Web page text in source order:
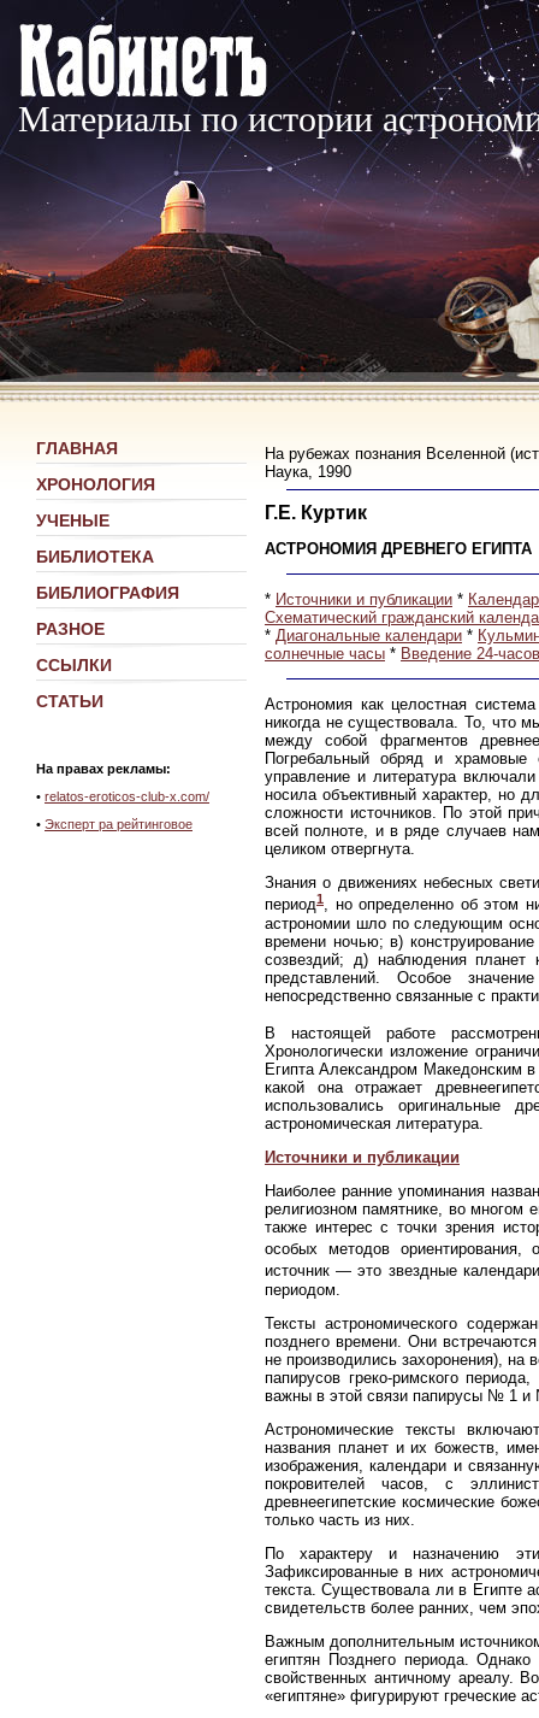
Материалы по истории
ГЛАВНАЯ
ХРОНОЛОГИЯ
УЧЕНЫЕ
БИБЛИОТЕКА
БИБЛИОГРАФИЯ
РАЗНОЕ
ССЫЛКИ
СТАТЬИ
На правах рекламы:
• relatos-eroticos-club-x.com/
• Эксперт ра рейтинговое
На рубежах познания Вселенной
Наука, 1990
Г.Е. Куртик
АСТРОНОМИЯ ДРЕВНЕГО ЕГИПТА
* Источники и публикации *
Схематический гражданский
* Диагональные календари *
солнечные часы * Введение 24-
Астрономия как целостная
никогда не существовала. То, что
между собой фрагментов
Погребальный обряд и храмовые
управление и литература
носила объективный характер, но
сложности источников. По этой
всей полноте, и в ряде случаев
целиком отвергнута.
Знания о движениях небесных
период1, но определенно об этом
астрономии шло по следующим
времени ночью; в)
созвездий; д) наблюдения планет
представлений. Особое
непосредственно связанные с
В настоящей работе
Хронологически изложение
Египта Александром Македонским
какой она отражает
использовались оригинальные
астрономическая литература.
Источники и публикации
Наиболее ранние упоминания
религиозном памятнике, во многом
также интерес с точки зрения
особых методов ориентирования,
источник — это звездные
периодом.
Тексты астрономического
позднего времени. Они
не производились захоронения), на
папирусов греко-римского
важны в этой связи папирусы № 1 и
Астрономические тексты
названия планет и их божеств,
изображения, календари и
покровителей часов, с
древнеегипетские космические
только часть из них.
По характеру и назначению
Зафиксированные в них
текста. Существовала ли в Египте
свидетельств более ранних, чем
Важным дополнительным
египтян Позднего периода.
свойственных античному ареалу.
«египтяне» фигурируют греческие